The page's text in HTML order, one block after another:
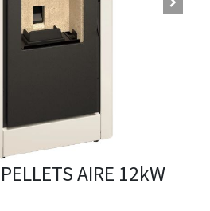
AIRE 12kW